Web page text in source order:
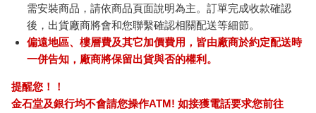
需安裝商品，請依商品頁面說明為主。訂單完成收款確認
後，出貨廠商將會和您聯繫確認相關配送等細節。
偏遠地區、樓層費及其它加價費用，皆由廠商於約定配送時
一併告知，廠商將保留出貨與否的權利。
提醒您！！
金石堂及銀行均不會請您操作ATM! 如接獲電話要求您前往